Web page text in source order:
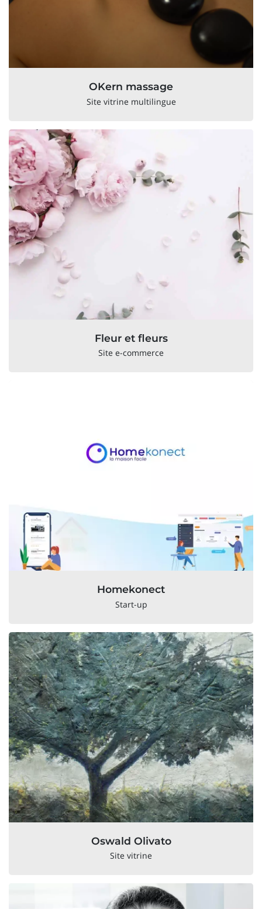
OKern massage
Site vitrine multilingue
Fleur et fleurs
Site e-commerce
Homekonect
Start-up
Oswald Olivato
Site vitrine